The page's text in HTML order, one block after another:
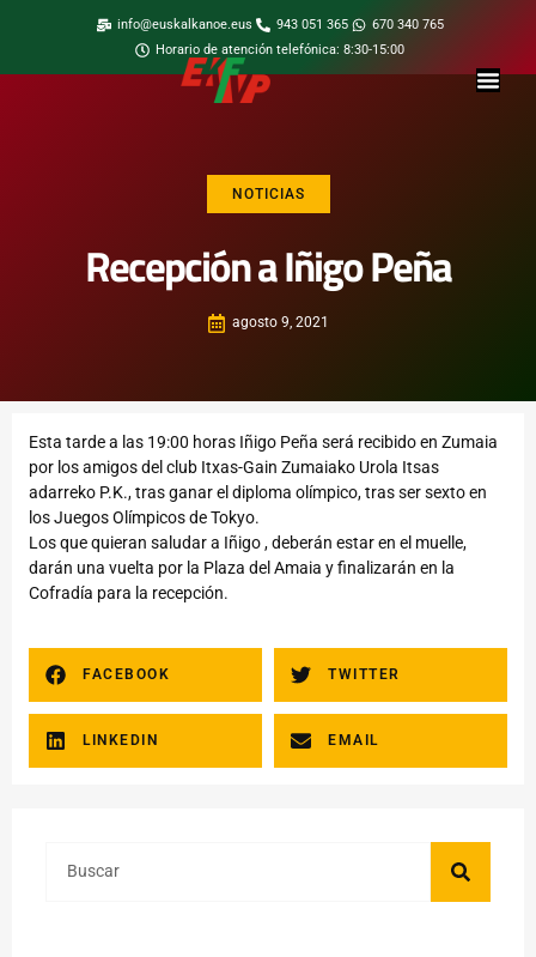
info@euskalkanoe.eus 943 051 365
670 340 765
Horario de atención telefónica: 8:30-15:00
NOTICIAS
Recepción a Iñigo Peña
agosto 9, 2021
Esta tarde a las 19:00 horas Iñigo Peña será recibido en Zumaia
por los amigos del club Itxas-Gain Zumaiako Urola Itsas
adarreko P.K., tras ganar el diploma olímpico, tras ser sexto en
los Juegos Olímpicos de Tokyo.
Los que quieran saludar a Iñigo , deberán estar en el muelle,
darán una vuelta por la Plaza del Amaia y finalizarán en la
Cofradía para la recepción.
FACEBOOK TWITTER
LINKEDIN EMAIL